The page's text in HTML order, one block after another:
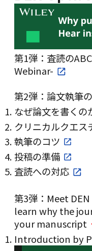
第1弾：査読の
Webinar-
第2弾：論文執筆
なぜ論文を書くの
クリニカルクエス
執筆のコツ
投稿の準備
査読への対応
第3弾：Meet
learn why the
your manuscript
Introduction by